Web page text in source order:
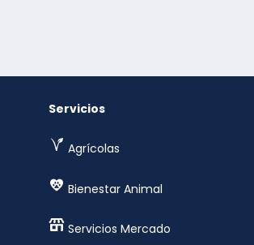
Servicios
Agrícolas
Bienestar Animal
Servicios Mercado